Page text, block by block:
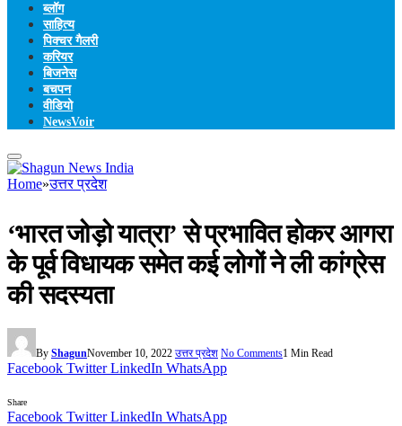
ब्लॉग
साहित्य
पिक्चर गैलरी
करियर
बिजनेस
बचपन
वीडियो
NewsVoir
Home»उत्तर प्रदेश
‘भारत जोड़ो यात्रा’ से प्रभावित होकर आगरा
के पूर्व विधायक समेत कई लोगों ने ली कांग्रेस
की सदस्यता
By ShagunNovember 10, 2022 उत्तर प्रदेश No Comments1 Min Read
Facebook Twitter LinkedIn WhatsApp
Share
Facebook Twitter LinkedIn WhatsApp